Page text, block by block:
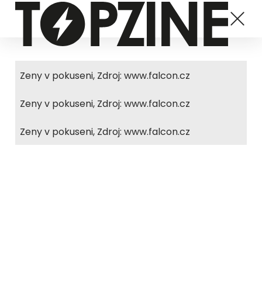
Zeny v pokuseni, Zdroj: www.falcon.cz
Zeny v pokuseni, Zdroj: www.falcon.cz
Zeny v pokuseni, Zdroj: www.falcon.cz